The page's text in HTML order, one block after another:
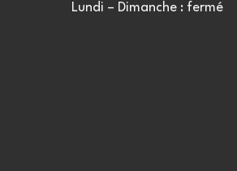
Lundi – Dimanche : fermé